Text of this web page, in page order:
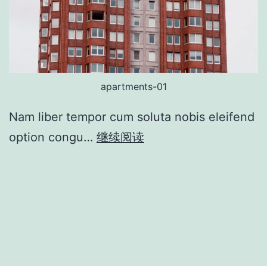
apartments-01
Nam liber tempor cum soluta nobis eleifend
option congu… 继续阅读